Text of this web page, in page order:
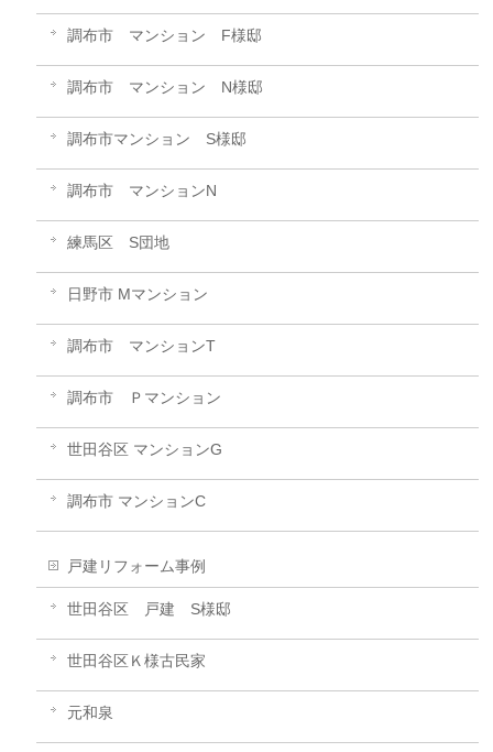
調布市 マンション F様邸
調布市 マンション N様邸
調布市マンション S様邸
調布市 マンションN
練馬区 S団地
日野市 Mマンション
調布市 マンションT
調布市 Ｐマンション
世田谷区 マンションG
調布市 マンションC
戸建リフォーム事例
世田谷区 戸建 S様邸
世田谷区Ｋ様古民家
元和泉